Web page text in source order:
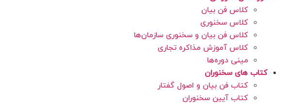
کلاس فن بیان
کلاس سخنوری
کلاس فن بیان و سخنوری سازمان‌ها
کلاس آموزش مذاکره تجاری
مینی دوره‌ها
کتاب های سخنوران
کتاب فن بیان و اصول گفتار
کتاب آیین سخنوران